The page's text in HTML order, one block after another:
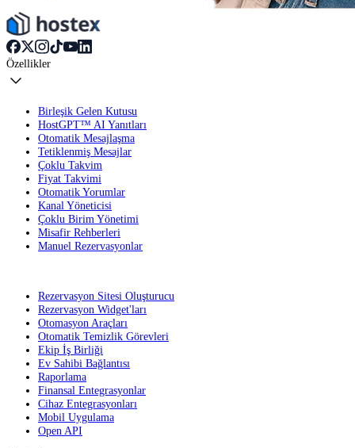
Özellikler
Birleşik Gelen Kutusu
HostGPT™ AI Yanıtları
Otomatik Mesajlaşma
Tetiklenmiş Mesajlar
Çoklu Takvim
Fiyat Takvimi
Otomatik Yorumlar
Kanal Yöneticisi
Çoklu Birim Yönetimi
Misafir Rehberleri
Manuel Rezervasyonlar
Rezervasyon Sitesi Oluşturucu
Rezervasyon Widget'ları
Otomasyon Araçları
Otomatik Temizlik Görevleri
Ekip İş Birliği
Ev Sahibi Bağlantısı
Raporlama
Finansal Entegrasyonlar
Cihaz Entegrasyonları
Mobil Uygulama
Open API